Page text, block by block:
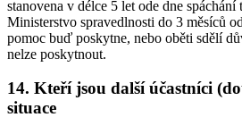
stanovena v délce 5 let ode dne spáchání
Ministerstvo spravedlnosti do 3 měsíců
pomoc buď poskytne, nebo oběti sdělí
nelze poskytnout.
14. Kteří jsou další účastníci
situace